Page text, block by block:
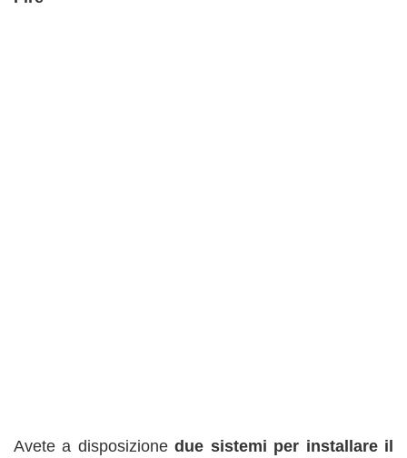
Avete a disposizionedue sistemi per installare il